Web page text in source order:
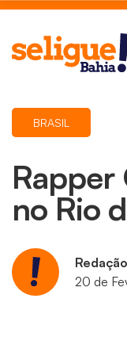
Rapper
no Rio
BRASIL
Redação
20 de